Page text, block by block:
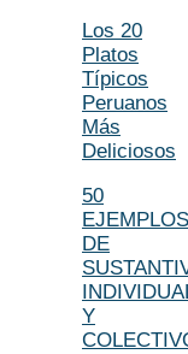
Los 20
Platos
Típicos
Peruanos
Más
Deliciosos
50
EJEMPLOS
DE
Y